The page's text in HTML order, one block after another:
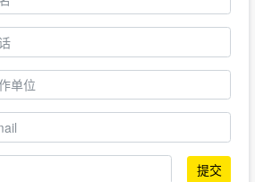
提交